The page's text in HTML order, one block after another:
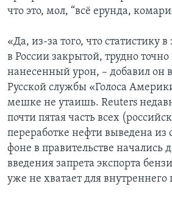
что это, мол, “всё ерунда,
«Да, из-за того, что статистику
в России закрытой, трудно точно
нанесенный урон, – добавил он
Русской службы «Голоса
мешке не утаишь. Reuters
почти пятая часть всех
переработке нефти выведена из
фоне в правительстве начались
введения запрета экспорта
уже не хватает для внутреннего